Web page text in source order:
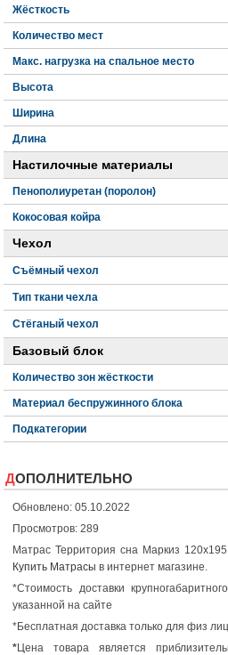
Жёсткость
Количество мест
Макс. нагрузка на спальное место
Высота
Ширина
Длина
Настилочные материалы
Пенополиуретан (поролон)
Кокосовая койра
Чехол
Съёмный чехол
Тип ткани чехла
Стёганый чехол
Базовый блок
Количество зон жёсткости
Материал беспружинного блока
Подкатегории
ДОПОЛНИТЕЛЬНО
Обновлено: 05.10.2022
Просмотров: 289
Матрас Территория сна Маркиз
Купить Матрасы в интернет магазине.
*Стоимость доставки
указанной на сайте
*Бесплатная доставка только для физ лиц.
*Цена товара является